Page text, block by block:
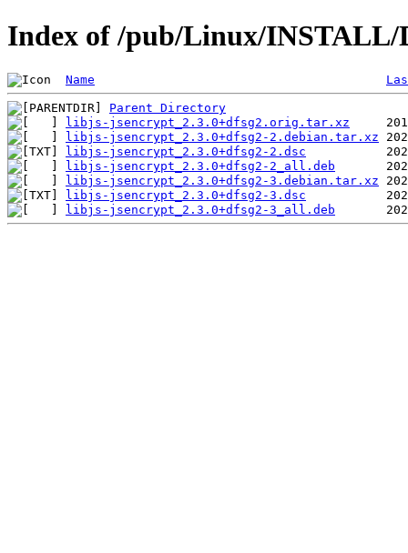
Index of /pub/Linux/
Name
Parent Directory
libjs-jsencrypt_2.3.0+dfsg2.orig.tar.xz
libjs-jsencrypt_2.3.0+dfsg2-2.debian.tar.xz
libjs-jsencrypt_2.3.0+dfsg2-2.dsc
libjs-jsencrypt_2.3.0+dfsg2-2_all.deb
libjs-jsencrypt_2.3.0+dfsg2-3.debian.tar.xz
libjs-jsencrypt_2.3.0+dfsg2-3.dsc
libjs-jsencrypt_2.3.0+dfsg2-3_all.deb